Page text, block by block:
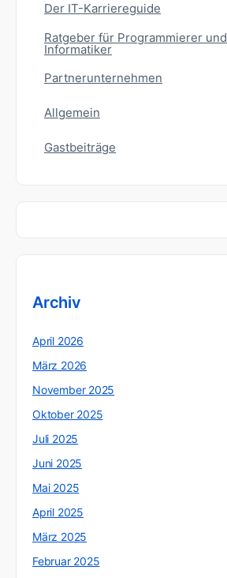
Der IT-Karriereguide
Ratgeber für Programmierer und
Informatiker
Partnerunternehmen
Allgemein
Gastbeiträge
Archiv
April 2026
März 2026
November 2025
Oktober 2025
Juli 2025
Juni 2025
Mai 2025
April 2025
März 2025
Februar 2025